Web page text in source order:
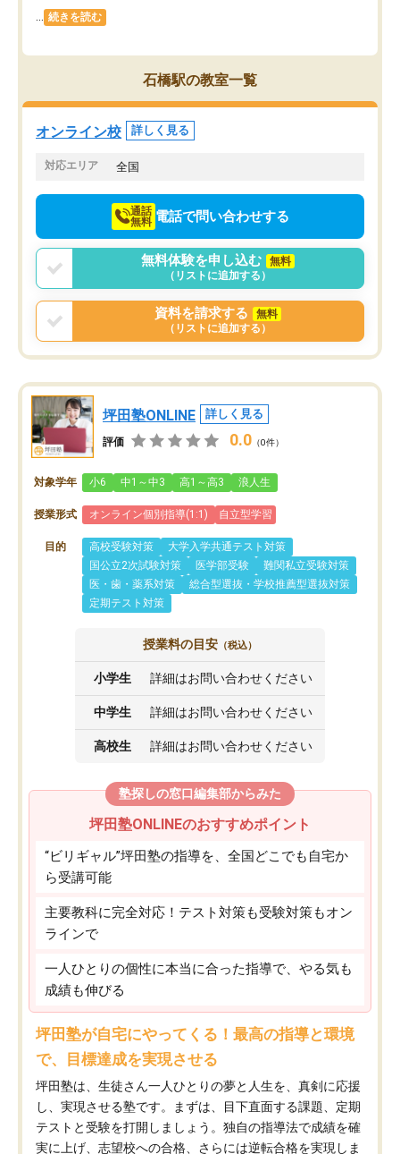
続きを読む
石橋駅の教室一覧
オンライン校 詳しく見る
対応エリア 全国
通話
無料 電話で問い合わせする
無料体験を申し込む
無料
（リストに追加する）
資料を請求する
無料
（リストに追加する）
坪田塾ONLINE 詳しく見る
評価 0.0 （0件）
対象学年 小6 中1～中3 高1～高3 浪人生
授業形式 オンライン個別指導(1:1) 自立型学習
目的 高校受験対策
大学入学共通テスト対策
国公立2次試験対策
医学部受験
難関私立受験対策
医・歯・薬系対策
総合型選抜・学校推薦型選抜対策
定期テスト対策
授業料の目安 （税込）
小学生 詳細はお問い合わせください
中学生 詳細はお問い合わせください
高校生 詳細はお問い合わせください
塾探しの窓口編集部からみた
坪田塾ONLINEのおすすめポイント
“ビリギャル”坪田塾の指導を、全国どこでも自宅か
ら受講可能
主要教科に完全対応！テスト対策も受験対策もオン
ラインで
一人ひとりの個性に本当に合った指導で、やる気も
成績も伸びる
坪田塾が自宅にやってくる！最高の指導と環境
で、目標達成を実現させる
坪田塾は、生徒さん一人ひとりの夢と人生を、真剣に応援
し、実現させる塾です。まずは、目下直面する課題、定期
テストと受験を打開しましょう。独自の指導法で成績を確
実に上げ、志望校への合格、さらには逆転合格を実現しま